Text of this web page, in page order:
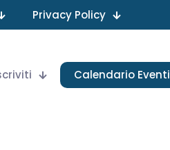
Privacy Policy
Calendario Eventi